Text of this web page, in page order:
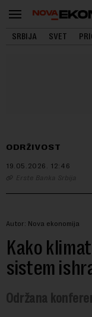
SRBIJA SVET
ODRŽIVOST
19.05.2026. 12:46
Erste Banka Srbija
Autor: Nova ekonomija
Kako
sistem
Održana